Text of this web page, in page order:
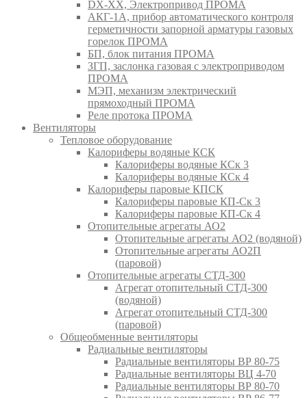
DX-XX, Электропривод ПРОМА
АКГ-1А, прибор автоматического контроля
герметичности запорной арматуры газовых
горелок ПРОМА
БП, блок питания ПРОМА
ЗГП, заслонка газовая с электроприводом
ПРОМА
МЭП, механизм электрический
прямоходный ПРОМА
Реле протока ПРОМА
Вентиляторы
Тепловое оборудование
Калориферы водяные КСК
Калориферы водяные КСк 3
Калориферы водяные КСк 4
Калориферы паровые КПСК
Калориферы паровые КП-Ск 3
Калориферы паровые КП-Ск 4
Отопительные агрегаты АО2
Отопительные агрегаты АО2 (водяной)
Отопительные агрегаты АО2П
(паровой)
Отопительные агрегаты СТД-300
Агрегат отопительный СТД-300
(водяной)
Агрегат отопительный СТД-300
(паровой)
Общеобменные вентиляторы
Радиальные вентиляторы
Радиальные вентиляторы ВР 80-75
Радиальные вентиляторы ВЦ 4-70
Радиальные вентиляторы ВР 80-70